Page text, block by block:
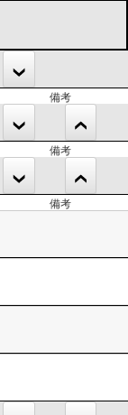
備考
備考
備考